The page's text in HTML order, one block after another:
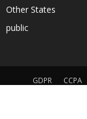
Other States
public
GDPR CCPA